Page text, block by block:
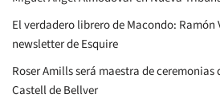
El verdadero librero de Macondo:
newsletter de Esquire
Roser Amills será maestra de ceremonias
Castell de Bellver